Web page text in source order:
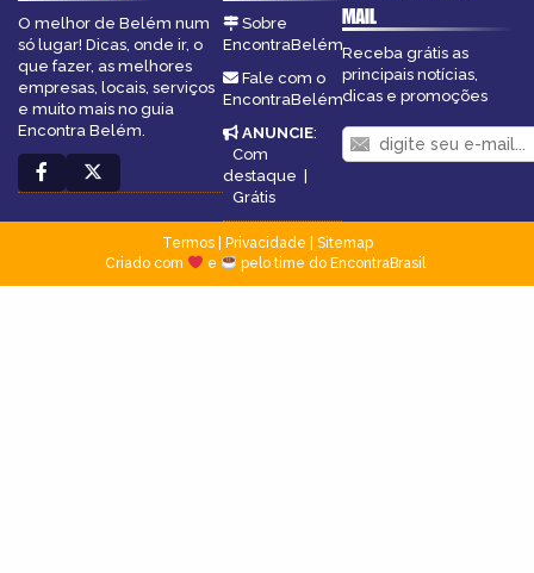
O melhor de Belém num
só lugar! Dicas, onde ir, o
que fazer, as melhores
empresas, locais, serviços
e muito mais no guia
Encontra Belém.
Sobre
EncontraBelém
Fale com o
EncontraBelém
ANUNCIE:
Com
destaque |
Grátis
MAIL
Receba grátis as
principais notícias,
dicas e promoções
Termos| Privacidade
Sitemap
Criado com
e pelo time do EncontraBrasil